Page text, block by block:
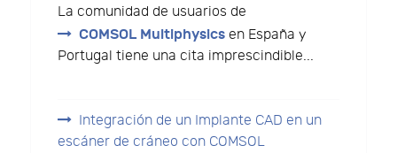
La comunidad de usuarios de
COMSOL Multiphysics en España y
Portugal tiene una cita imprescindible...
Integración de un Implante CAD en un
escáner de cráneo con COMSOL